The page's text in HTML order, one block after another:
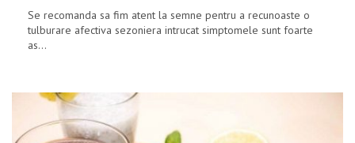
Se recomanda sa fim atent la semne pentru a recunoaste o
tulburare afectiva sezoniera intrucat simptomele sunt foarte
as...